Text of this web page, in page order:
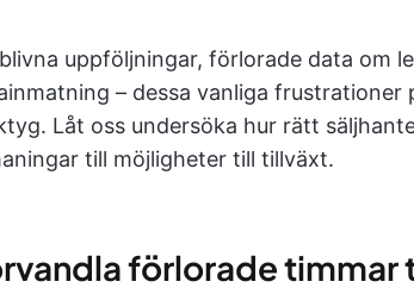
uppföljningar, förlorade data om
– dessa vanliga
Låt oss undersöka hur rätt
till möjligheter till tillväxt.
förlorade